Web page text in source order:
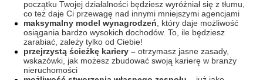
początku Twojej działalności będziesz wyróżniał się z tłumu,
co też daje Ci przewagę nad innymi mniejszymi agencjami
maksymalny model wynagrodzeń , który daje możliwość
osiągania bardzo wysokich dochodów. To, ile będziesz
zarabiać, zależy tylko od Ciebie!
przejrzystą ścieżkę kariery – otrzymasz jasne zasady,
wskazówki, jak możesz zbudować swoją karierę w branży
nieruchomości